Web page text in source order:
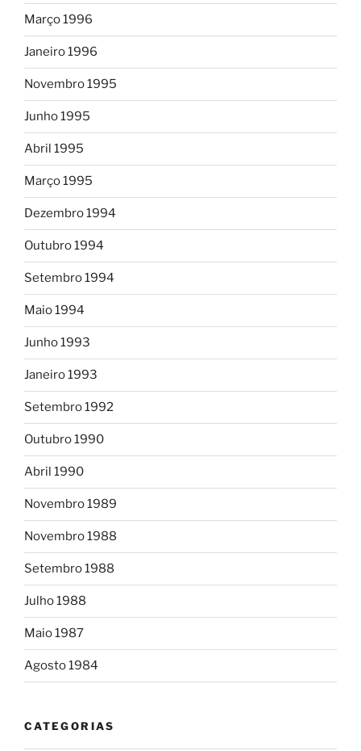
Março 1996
Janeiro 1996
Novembro 1995
Junho 1995
Abril 1995
Março 1995
Dezembro 1994
Outubro 1994
Setembro 1994
Maio 1994
Junho 1993
Janeiro 1993
Setembro 1992
Outubro 1990
Abril 1990
Novembro 1989
Novembro 1988
Setembro 1988
Julho 1988
Maio 1987
Agosto 1984
CATEGORIAS